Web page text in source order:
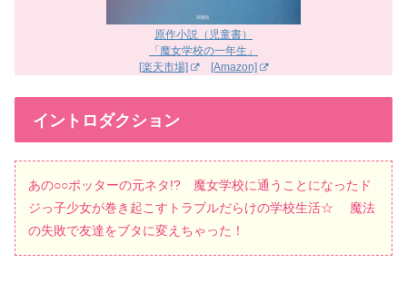
原作小説（児童書）
「魔女学校の一年生」
[楽天市場]
[Amazon]
イントロダクション
あの○○ポッターの元ネタ!? 魔女学校に通うことになったド
ジっ子少女が巻き起こすトラブルだらけの学校生活☆ 魔法
の失敗で友達をブタに変えちゃった！